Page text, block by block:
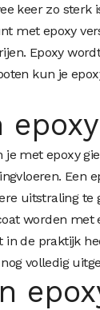
keer zo sterk
met epoxy
Epoxy
kun je
epoxy
je met epoxy
Een
uitstraling te
worden met
de praktijk
volledig